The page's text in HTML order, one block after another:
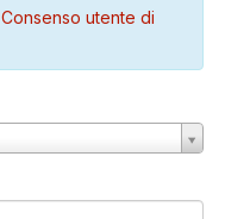
Consenso utente di